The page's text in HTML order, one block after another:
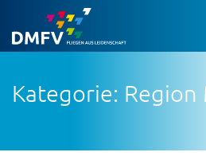
Kategorie: